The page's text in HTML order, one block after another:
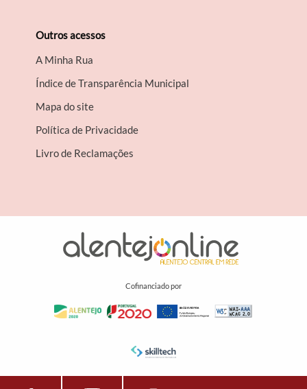
Outros acessos
A Minha Rua
Índice de Transparência Municipal
Mapa do site
Política de Privacidade
Livro de Reclamações
Cofinanciado por